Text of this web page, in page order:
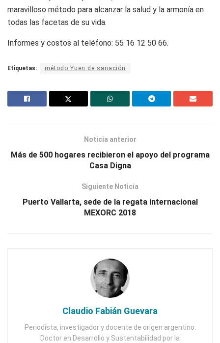
maravilloso método para alcanzar la salud y la armonía en
todas las facetas de su vida.
Informes y costos al teléfono: 55 16 12 50 66.
Etiquetas: método Yuen de sanación
Noticia anterior
Más de 500 hogares recibieron el apoyo del programa
Casa Digna
Siguiente Noticia
Puerto Vallarta, sede de la regata internacional
MEXORC 2018
Claudio Fabián Guevara
Periodista, investigador y docente de origen argentino.
Doctor en Desarrollo y Sustentabilidad por la